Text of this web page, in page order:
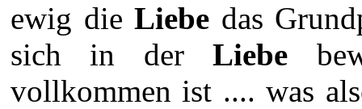
ewig dieLiebe das
sich in derLiebe
vollkommen ist .... was